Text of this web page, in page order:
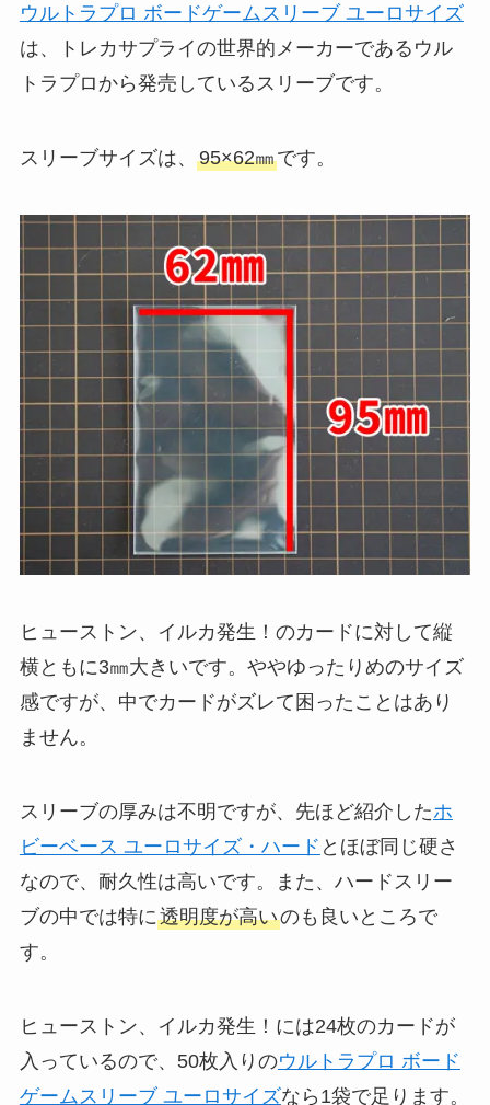
ウルトラプロ ボードゲームスリーブ ユーロサイズ
は、トレカサプライの世界的メーカーであるウル
トラプロから発売しているスリーブです。
スリーブサイズは、 95×62㎜です。
ヒューストン、イルカ発生！のカードに対して縦
横ともに3㎜大きいです。ややゆったりめのサイズ
感ですが、中でカードがズレて困ったことはあり
ません。
スリーブの厚みは不明ですが、先ほど紹介したホ
ビーベース ユーロサイズ・ハード とほぼ同じ硬さ
なので、耐久性は高いです。また、ハードスリー
ブの中では特に透明度が高いのも良いところで
す。
ヒューストン、イルカ発生！には24枚のカードが
入っているので、50枚入りのウルトラプロ ボード
ゲームスリーブ ユーロサイズなら1袋で足ります。